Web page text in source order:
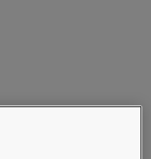
warum viele